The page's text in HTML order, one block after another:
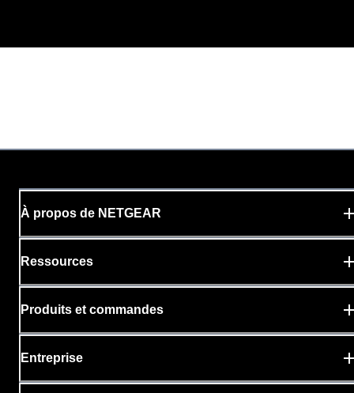
À propos de NETGEAR
Ressources
Produits et commandes
Entreprise